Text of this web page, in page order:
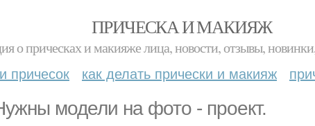
ПРИЧЕСКА И МАКИЯЖ
о прическах и макияже лица, новости, отзывы,
причесок как делать прически и макияж
модели на фото - проект.